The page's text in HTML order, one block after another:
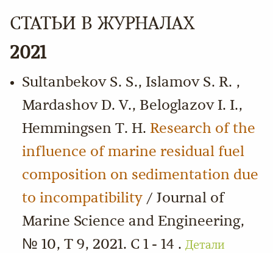
СТАТЬИ В ЖУРНАЛАХ
2021
Sultanbekov S. S., Islamov S. R. ,
Mardashov D. V., Beloglazov I. I.,
Hemmingsen T. H. Research of the
influence of marine residual fuel
composition on sedimentation due
to incompatibility / Journal of
Marine Science and Engineering,
№ 10, Т 9, 2021. С 1 - 14 . Детали